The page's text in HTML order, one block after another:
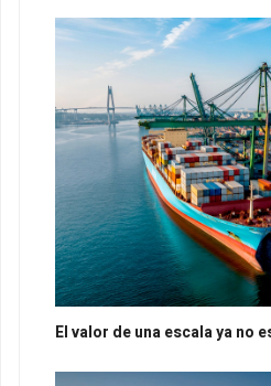
El valor de una escala ya no